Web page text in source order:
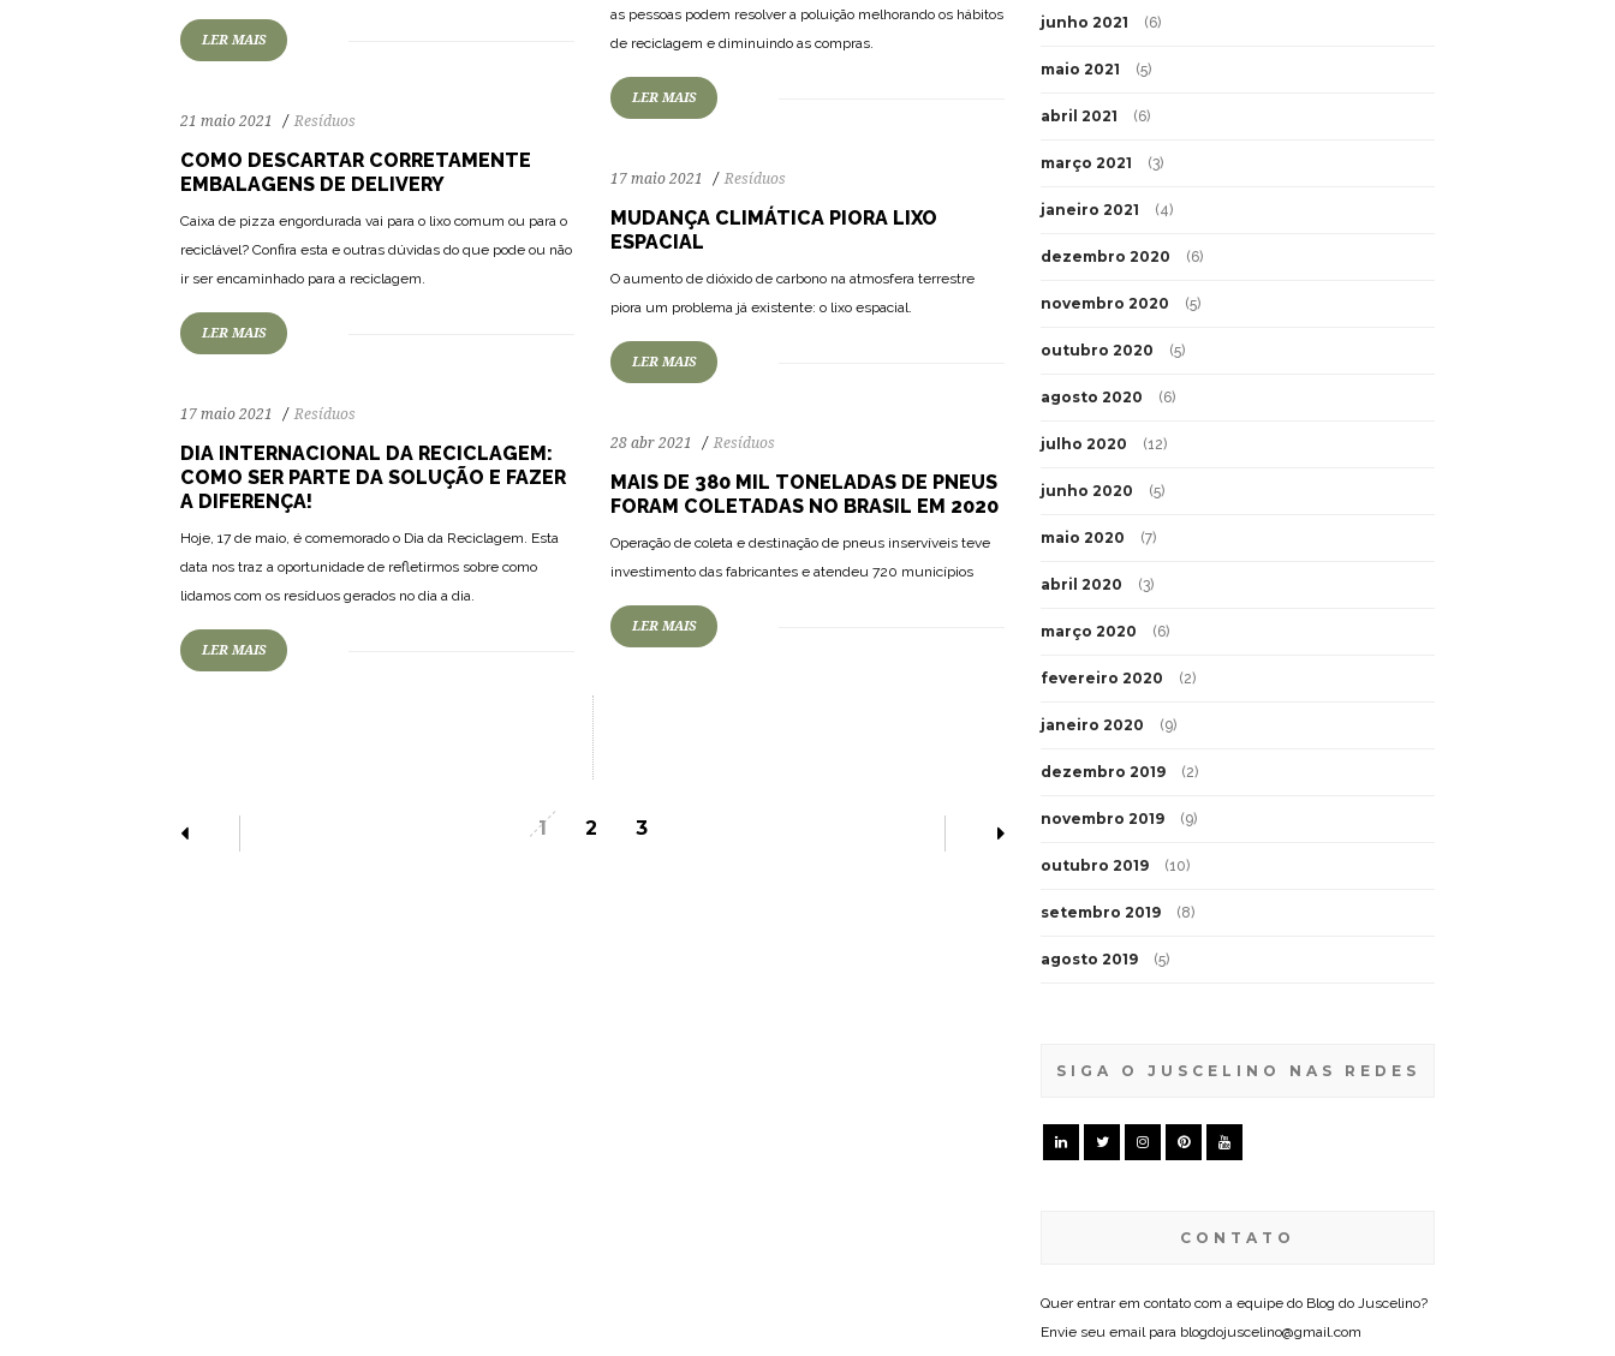
LER MAIS
as pessoas podem resolver a poluição melhorando os hábitos
de reciclagem e diminuindo as compras.
LER MAIS
21 maio 2021 Resíduos
COMO DESCARTAR CORRETAMENTE
EMBALAGENS DE DELIVERY
Caixa de pizza engordurada vai para o lixo comum ou para o
reciclável? Confira esta e outras dúvidas do que pode ou não
ir ser encaminhado para a reciclagem.
LER MAIS
17 maio 2021 Resíduos
MUDANÇA CLIMÁTICA PIORA LIXO
ESPACIAL
O aumento de dióxido de carbono na atmosfera terrestre
piora um problema já existente: o lixo espacial.
LER MAIS
17 maio 2021 Resíduos
DIA INTERNACIONAL DA RECICLAGEM:
COMO SER PARTE DA SOLUÇÃO E FAZER
A DIFERENÇA!
Hoje, 17 de maio, é comemorado o Dia da Reciclagem. Esta
data nos traz a oportunidade de refletirmos sobre como
lidamos com os resíduos gerados no dia a dia.
LER MAIS
28 abr 2021 Resíduos
MAIS DE 380 MIL TONELADAS DE PNEUS
FORAM COLETADAS NO BRASIL EM 2020
Operação de coleta e destinação de pneus inservíveis teve
investimento das fabricantes e atendeu 720 municípios
LER MAIS
1 2 3
junho 2021 (6)
maio 2021 (5)
abril 2021 (6)
março 2021 (3)
janeiro 2021 (4)
dezembro 2020 (6)
novembro 2020 (5)
outubro 2020 (5)
agosto 2020 (6)
julho 2020 (12)
junho 2020 (5)
maio 2020 (7)
abril 2020 (3)
março 2020 (6)
fevereiro 2020 (2)
janeiro 2020 (9)
dezembro 2019 (2)
novembro 2019 (9)
outubro 2019 (10)
setembro 2019 (8)
agosto 2019 (5)
SIGA O JUSCELINO NAS REDES
CONTATO
Quer entrar em contato com a equipe do Blog do Juscelino?
Envie seu email para blogdojuscelino@gmail.com